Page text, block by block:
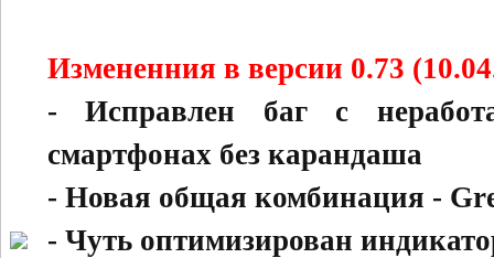
Измененния в версии 0.73
- Исправлен баг с
смартфонах без карандаша
- Новая общая комбинация -
- Чуть оптимизирован